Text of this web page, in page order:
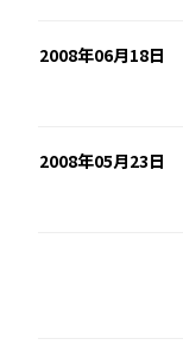
2008年06月18日
2008年05月23日